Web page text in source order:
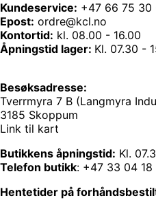
Kundeservice: +47 66 75 30
Epost: ordre@kcl.no
Kontortid: kl. 08.00 - 16.00
Åpningstid lager: Kl. 07.30 -
Besøksadresse:
Tverrmyra 7 B (Langmyra
3185 Skoppum
Link til kart
Butikkens åpningstid: Kl.
Telefon butikk: +47 33 04 18
Hentetider på